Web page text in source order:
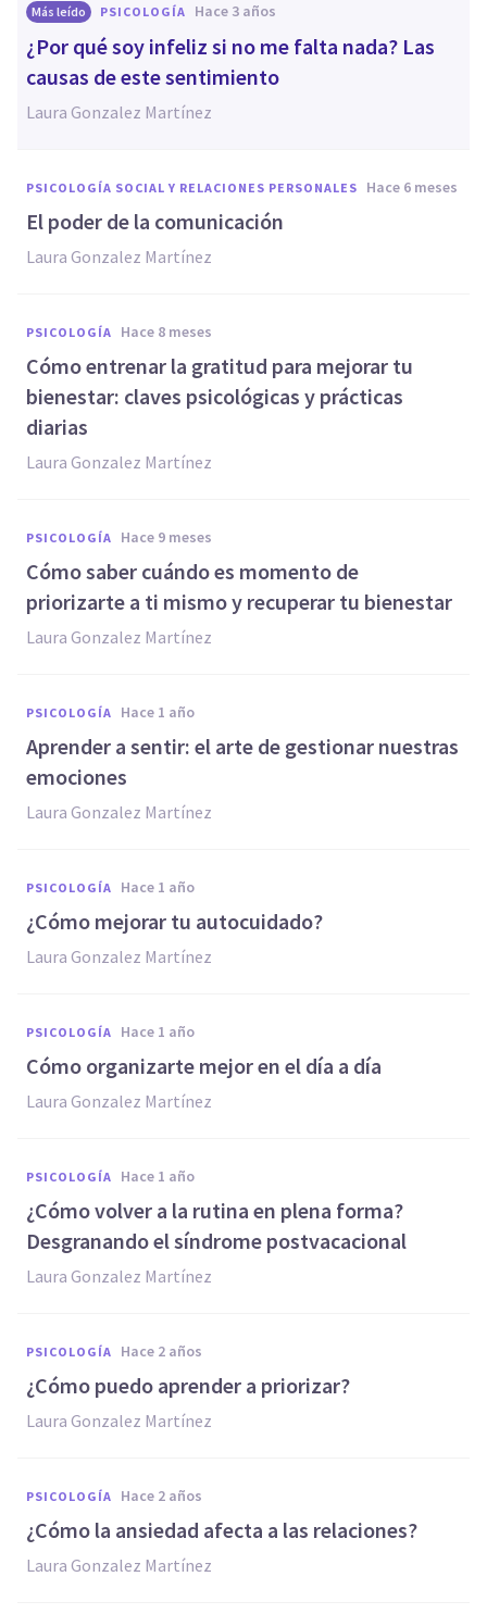
Más leído PSICOLOGÍA hace 3 años
¿Por qué soy infeliz si no me falta nada? Las
causas de este sentimiento
Laura Gonzalez Martínez
PSICOLOGÍA SOCIAL Y RELACIONES PERSONALES hace 6 meses
El poder de la comunicación
Laura Gonzalez Martínez
PSICOLOGÍA hace 8 meses
Cómo entrenar la gratitud para mejorar tu
bienestar: claves psicológicas y prácticas
diarias
Laura Gonzalez Martínez
PSICOLOGÍA hace 9 meses
Cómo saber cuándo es momento de
priorizarte a ti mismo y recuperar tu bienestar
Laura Gonzalez Martínez
PSICOLOGÍA hace 1 año
Aprender a sentir: el arte de gestionar nuestras
emociones
Laura Gonzalez Martínez
PSICOLOGÍA hace 1 año
¿Cómo mejorar tu autocuidado?
Laura Gonzalez Martínez
PSICOLOGÍA hace 1 año
Cómo organizarte mejor en el día a día
Laura Gonzalez Martínez
PSICOLOGÍA hace 1 año
¿Cómo volver a la rutina en plena forma?
Desgranando el síndrome postvacacional
Laura Gonzalez Martínez
PSICOLOGÍA hace 2 años
¿Cómo puedo aprender a priorizar?
Laura Gonzalez Martínez
PSICOLOGÍA hace 2 años
¿Cómo la ansiedad afecta a las relaciones?
Laura Gonzalez Martínez